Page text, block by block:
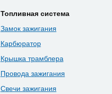
Топливная система
Замок зажигания
Карбюратор
Крышка трамблера
Провода зажигания
Свечи зажигания